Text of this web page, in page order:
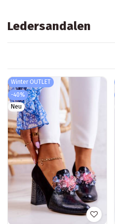
Ledersandalen
Winter OUTLET
-40%
Neu